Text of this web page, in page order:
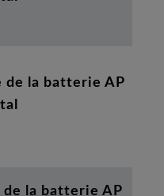
de la batterie AP
la batterie AP